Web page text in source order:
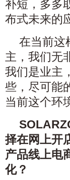
补短，多多
布式未来的
在当前这
主，我们无
我们是业主
些，尽可能
当前这个环
择在网上开
产品线上电
化？